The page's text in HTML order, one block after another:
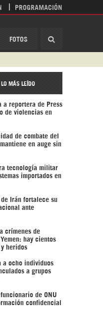
FOTOS
PROGRAMACIÓN
LO MÁS LEÍDO
a reportera de Press
de violencias en
de combate del
en auge sin
tecnología militar
importados en
de Irán fortalece su
ante
crímenes de
hay cientos
y heridos
a ocho individuos
a grupos
de ONU
confidencial